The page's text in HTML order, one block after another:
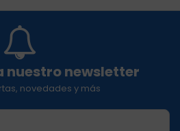
nuestro newsletter
novedades y más